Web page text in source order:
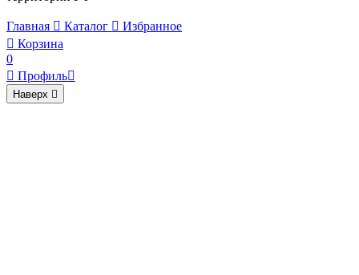
Главная  Каталог  Избранное
 Корзина
0
 Профиль
Наверх 